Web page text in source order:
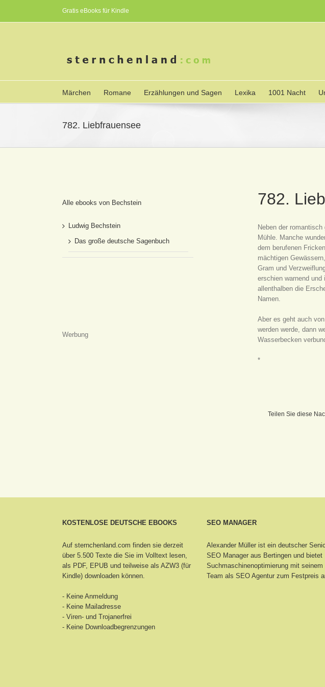
Gratis eBooks für Kindle
Märchen Romane Erzählungen und Sagen Lexika 1001 Nacht
782. Liebfrauensee
782.
Neben der
Mühle. Manche
dem berufenen
mächtigen
Gram und
erschien warnend
allenthalben die
Namen.
Aber es geht auch
werden werde, dann
Wasserbecken
*
Teilen Sie diese
Alle ebooks von Bechstein
Ludwig Bechstein
Das große deutsche Sagenbuch
Werbung
KOSTENLOSE DEUTSCHE EBOOKS
Auf sternchenland.com finden sie derzeit
über 5.500 Texte die Sie im Volltext lesen,
als PDF, EPUB und teilweise als AZW3 (für
Kindle) downloaden können.
- Keine Anmeldung
- Keine Mailadresse
- Viren- und Trojanerfrei
- Keine Downloadbegrenzungen
SEO MANAGER
Alexander Müller ist ein deutscher
SEO Manager aus Bertingenund bietet
Suchmaschinenoptimierung mit seinem
Team als SEO Agentur zum Festpreis